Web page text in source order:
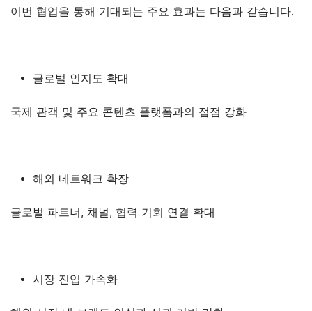
이번 협업을 통해 기대되는 주요 효과는 다음과 같습니다.
글로벌 인지도 확대
국제 관객 및 주요 콘텐츠 플랫폼과의 접점 강화
해외 네트워크 확장
글로벌 파트너, 채널, 협력 기회 연결 확대
시장 진입 가속화